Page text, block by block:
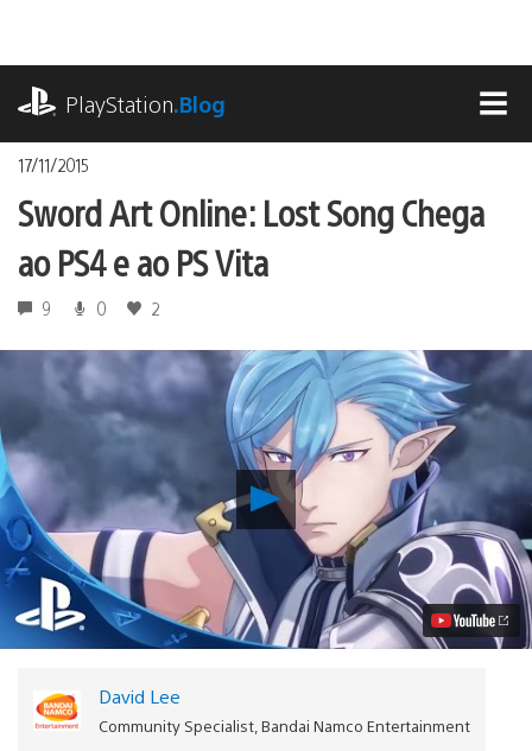
o
conteúdoPlayStation.Blog
17/11/2015
Sword Art Online: Lost Song Chega
ao PS4 e ao PS Vita
9 0 2
Reproduzir
Sword
Art
Online:
Lost
Song
Chega
ao
PS
David Lee
Community Specialist, Bandai Namco Entertainment